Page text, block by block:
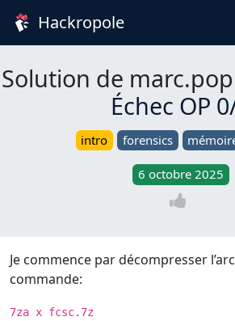
Hackropole
Solution de
Échec OP
intro forensics
6 octobre 2025
Je commence par décompresser
commande:
7za x fcsc.7z